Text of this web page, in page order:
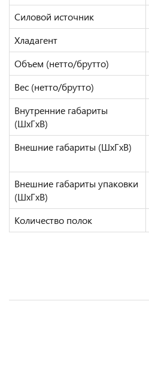
Силовой источник
Хладагент
Объем (нетто/брутто)
Вес (нетто/брутто)
Внутренние габариты
(ШxГxВ)
Внешние габариты (ШxГxВ)
Внешние габариты упаковки
(ШxГxВ)
Количество полок